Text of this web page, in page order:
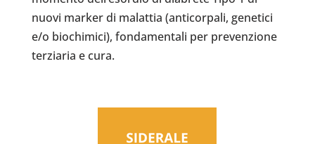
nuovi marker di malattia (anticorpali, genetici
e/o biochimici), fondamentali per prevenzione
terziaria e cura.